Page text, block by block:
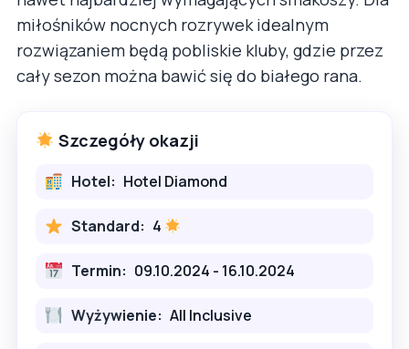
miłośników nocnych rozrywek idealnym
rozwiązaniem będą pobliskie kluby, gdzie przez
cały sezon można bawić się do białego rana.
Szczegóły okazji
Hotel: Hotel Diamond
Standard: 4
Termin: 09.10.2024 - 16.10.2024
Wyżywienie: All Inclusive